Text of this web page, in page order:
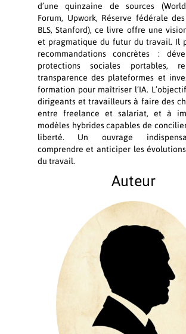
d’une quinzaine de sources
Forum, Upwork, Réserve fédérale des
BLS, Stanford), ce livre offre une
et pragmatique du futur du travail. Il
recommandations concrètes :
protections sociales portables,
transparence des plateformes et
formation pour maîtriser l’IA.
dirigeants et travailleurs à faire des
entre freelance et salariat, et à
modèles hybrides capables de
liberté. Un ouvrage
comprendre et anticiper les
du travail.
Auteur